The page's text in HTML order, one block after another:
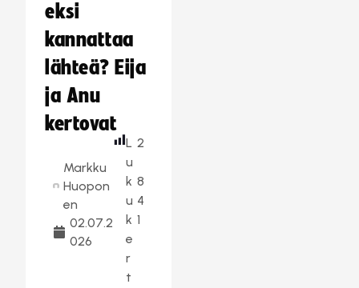
eksi
kannattaa
lähteä? Eija
ja Anu
kertovat
Markku
Huopon
en
02.07.2
026
L
u
k
u
k
e
r
t
2
8
4
1